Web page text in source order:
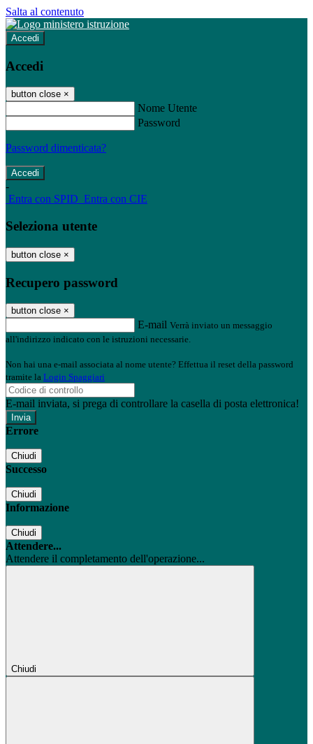
Salta al contenuto
Accedi
Accedi
button close ×
Nome Utente
Password
Password dimenticata?
-
Entra con SPID Entra con CIE
Seleziona utente
button close ×
Recupero password
button close ×
E-mail Verrà inviato un messaggio
all'indirizzo indicato con le istruzioni necessarie.
Non hai una e-mail associata al nome utente? Effettua il reset della password
tramite la Login Spaggiari
E-mail inviata, si prega di controllare la casella di posta elettronica!
Errore
Chiudi
Successo
Chiudi
Informazione
Chiudi
Attendere...
Attendere il completamento dell'operazione...
Chiudi